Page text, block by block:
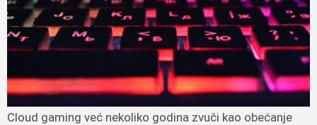
Cloud gaming već nekoliko godina zvuči kao obećanje